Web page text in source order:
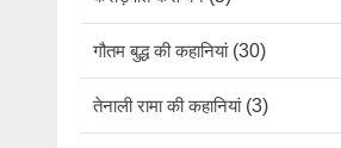
गौतम बुद्ध की कहानियां(30)
तेनाली रामा की कहानियां(3)